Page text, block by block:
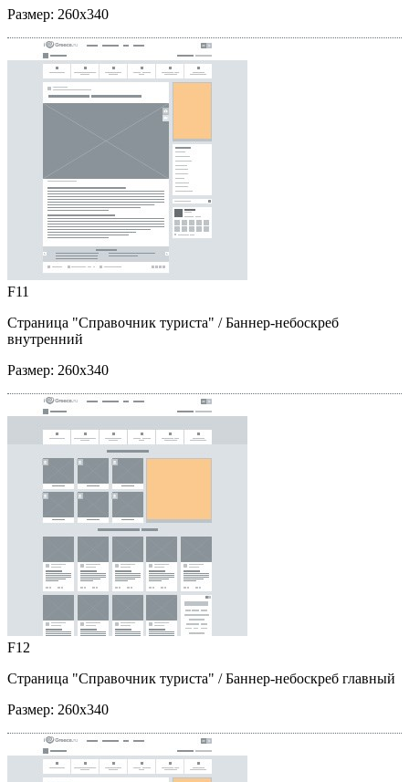
Размер: 260x340
F11
Страница "Справочник туриста" / Баннер-небоскреб
внутренний
Размер: 260x340
F12
Страница "Справочник туриста" / Баннер-небоскреб главный
Размер: 260x340